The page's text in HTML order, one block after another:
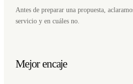
Antes de preparar una propuesta,
servicio y en cuáles no.
Mejor encaje